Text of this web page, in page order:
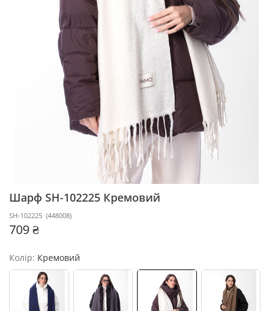
Шарф SH-102225 Кремовий
SH-102225 (448008)
709 ₴
Колір: Кремовий